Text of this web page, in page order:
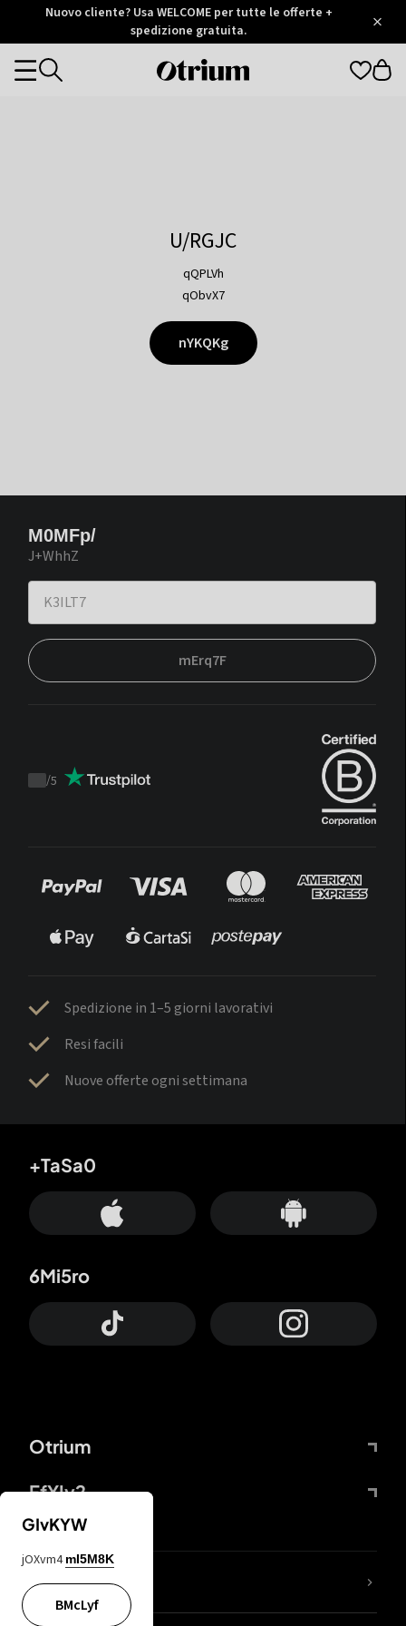
Otrium
Trustpilot
Nuovo cliente? Usa WELCOME per tutte le offerte +
spedizione gratuita.
Otrium
Categories
U/RGJC
qQPLVh
qObvX7
nYKQKg
M0MFp/
J+WhhZ
mErq7F
Trustpilot
/5
Spedizione in 1–5 giorni lavorativi
Resi facili
Nuove offerte ogni settimana
Otrium
FfYIy2
+TaSa0
6Mi5ro
Lj7sBL
GIvKYW
jOXvm4 mI5M8K
BMcLyf